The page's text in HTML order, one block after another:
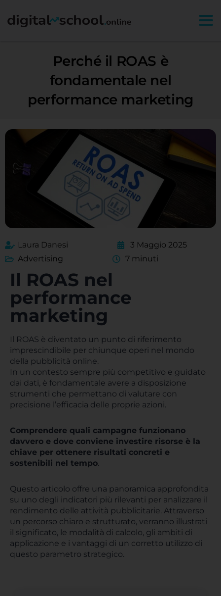
Perché il ROAS è
fondamentale nel
performance marketing
Laura Danesi
3 Maggio 2025
Advertising
7 minuti
Il ROAS nel
performance
marketing
Il ROAS è diventato un punto di riferimento
imprescindibile per chiunque operi nel mondo
della pubblicità online.
In un contesto sempre più competitivo e guidato
dai dati, è fondamentale avere a disposizione
strumenti che permettano di valutare con
precisione l’efficacia delle proprie azioni.
Comprendere quali campagne funzionano
davvero e dove conviene investire risorse è la
chiave per ottenere risultati concreti e
sostenibili nel tempo.
Questo articolo offre una panoramica approfondita
su uno degli indicatori più rilevanti per analizzare il
rendimento delle attività pubblicitarie. Attraverso
un percorso chiaro e strutturato, verranno illustrati
il significato, le modalità di calcolo, gli ambiti di
applicazione e i vantaggi di un corretto utilizzo di
questo parametro strategico.